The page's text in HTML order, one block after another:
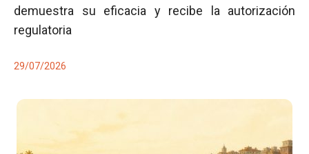
demuestra su eficacia y recibe la autorización
regulatoria
29/07/2026